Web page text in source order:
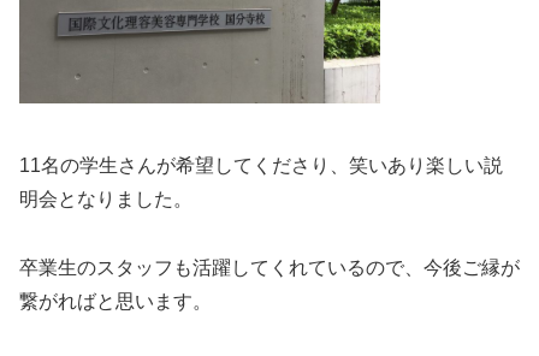
11名の学生さんが希望してくださり、笑いあり楽しい説
明会となりました。
卒業生のスタッフも活躍してくれているので、今後ご縁が
繋がればと思います。